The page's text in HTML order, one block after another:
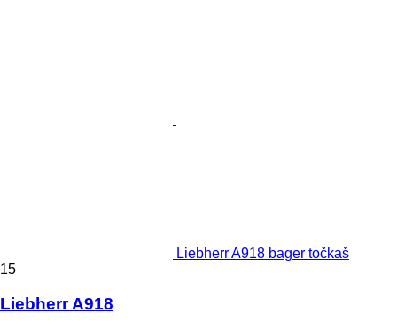
Liebherr A918 bager točkaš
15
Liebherr A918